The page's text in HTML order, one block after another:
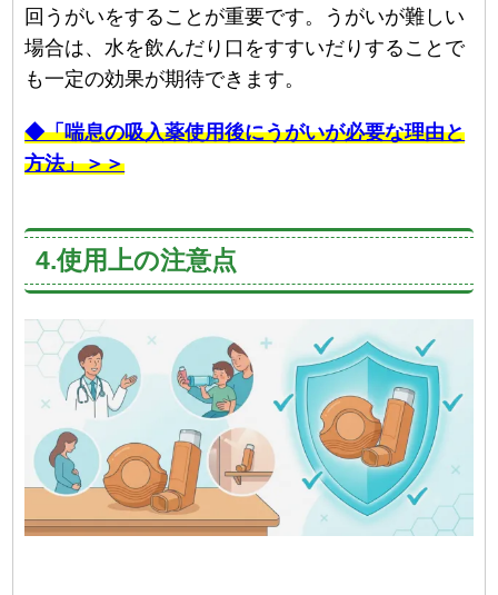
回うがいをすることが重要です。うがいが難しい
場合は、水を飲んだり口をすすいだりすることで
も一定の効果が期待できます。
◆「喘息の吸入薬使用後にうがいが必要な理由と
方法」＞＞
4.使用上の注意点